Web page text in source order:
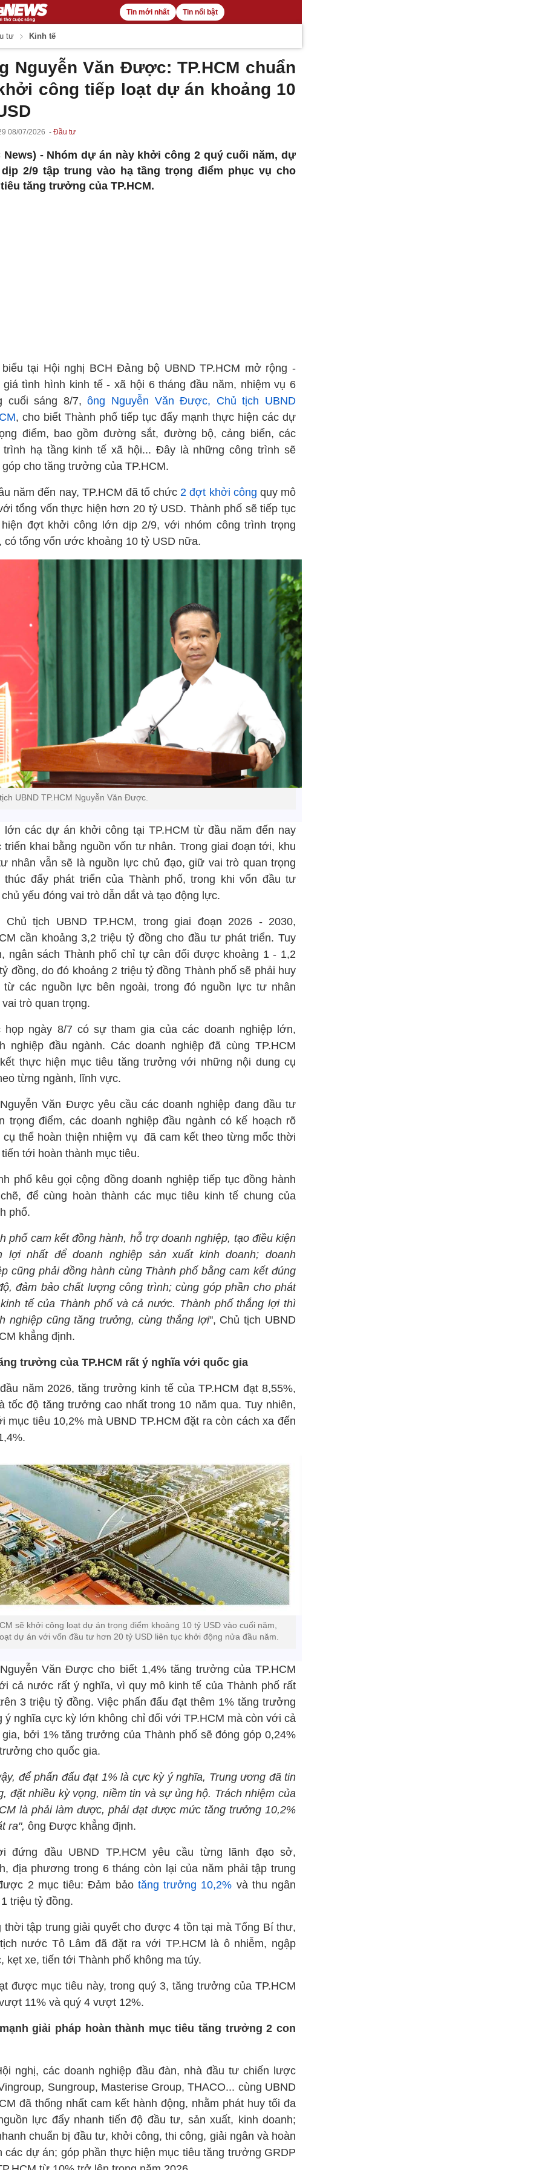
Tin mới nhất Tin nổi bật
tư Kinh tế
Nguyễn Văn Được: TP.HCM chuẩn
công tiếp loạt dự án khoảng 10
08/07/2026 Đầu tư
News) - Nhóm dự án này khởi công 2 quý cuối năm, dự
2/9 tập trung vào hạ tầng trọng điểm phục vụ cho
tăng trưởng của TP.HCM.
tại Hội nghị BCH Đảng bộ UBND TP.HCM mở rộng -
giá tình hình kinh tế - xã hội 6 tháng đầu năm, nhiệm vụ 6
cuối sáng 8/7,ông Nguyễn Văn Được, Chủ tịch UBND
, cho biết Thành phố tiếp tục đẩy mạnh thực hiện các dự
điểm, bao gồm đường sắt, đường bộ, cảng biển, các
trình hạ tầng kinh tế xã hội... Đây là những công trình sẽ
góp cho tăng trưởng của TP.HCM.
năm đến nay, TP.HCM đã tổ chức2 đợt khởi công quy mô
tổng vốn thực hiện hơn 20 tỷ USD. Thành phố sẽ tiếp tục
đợt khởi công lớn dịp 2/9, với nhóm công trình trọng
có tổng vốn ước khoảng 10 tỷ USD nữa.
UBND TP.HCM Nguyễn Văn Được.
lớn các dự án khởi công tại TP.HCM từ đầu năm đến nay
triển khai bằng nguồn vốn tư nhân. Trong giai đoạn tới, khu
nhân vẫn sẽ là nguồn lực chủ đạo, giữ vai trò quan trọng
thúc đẩy phát triển của Thành phố, trong khi vốn đầu tư
yếu đóng vai trò dẫn dắt và tạo động lực.
Chủ tịch UBND TP.HCM, trong giai đoạn 2026 - 2030,
cần khoảng 3,2 triệu tỷ đồng cho đầu tư phát triển. Tuy
ngân sách Thành phố chỉ tự cân đối được khoảng 1 - 1,2
đồng, do đó khoảng 2 triệu tỷ đồng Thành phố sẽ phải huy
từ các nguồn lực bên ngoài, trong đó nguồn lực tư nhân
trò quan trọng.
họp ngày 8/7 có sự tham gia của các doanh nghiệp lớn,
nghiệp đầu ngành. Các doanh nghiệp đã cùng TP.HCM
thực hiện mục tiêu tăng trưởng với những nội dung cụ
từng ngành, lĩnh vực.
Văn Được yêu cầu các doanh nghiệp đang đầu tư
trọng điểm, các doanh nghiệp đầu ngành có kế hoạch rõ
cụ thể hoàn thiện nhiệm vụ đã cam kết theo từng mốc thời
tới hoàn thành mục tiêu.
phố kêu gọi cộng đồng doanh nghiệp tiếp tục đồng hành
để cùng hoàn thành các mục tiêu kinh tế chung của
phố.
phố cam kết đồng hành, hỗ trợ doanh nghiệp, tạo điều kiện
lợi nhất để doanh nghiệp sản xuất kinh doanh; doanh
cũng phải đồng hành cùng Thành phố bằng cam kết đúng
đảm bảo chất lượng công trình; cùng góp phần cho phát
tế của Thành phố và cả nước. Thành phố thắng lợi thì
nghiệp cũng tăng trưởng, cùng thắng lợi", Chủ tịch UBND
khẳng định.
trưởng của TP.HCM rất ý nghĩa với quốc gia
năm 2026, tăng trưởng kinh tế của TP.HCM đạt 8,55%,
tốc độ tăng trưởng cao nhất trong 10 năm qua. Tuy nhiên,
mục tiêu 10,2% mà UBND TP.HCM đặt ra còn cách xa đến
sẽ khởi công loạt dự án trọng điểm khoảng 10 tỷ USD vào cuối năm,
dự án với vốn đầu tư hơn 20 tỷ USD liên tục khởi động nửa đầu năm.
Văn Được cho biết 1,4% tăng trưởng của TP.HCM
cả nước rất ý nghĩa, vì quy mô kinh tế của Thành phố rất
3 triệu tỷ đồng. Việc phấn đấu đạt thêm 1% tăng trưởng
ý nghĩa cực kỳ lớn không chỉ đối với TP.HCM mà còn với cả
gia, bởi 1% tăng trưởng của Thành phố sẽ đóng góp 0,24%
cho quốc gia.
để phấn đấu đạt 1% là cực kỳ ý nghĩa, Trung ương đã tin
đặt nhiều kỳ vọng, niềm tin và sự ủng hộ. Trách nhiệm của
là phải làm được, phải đạt được mức tăng trưởng 10,2%
ra", ông Được khẳng định.
đứng đầu UBND TP.HCM yêu cầu từng lãnh đạo sở,
địa phương trong 6 tháng còn lại của năm phải tập trung
2 mục tiêu: Đảm bảo tăng trưởng 10,2% và thu ngân
triệu tỷ đồng.
thời tập trung giải quyết cho được 4 tồn tại mà Tổng Bí thư,
nước Tô Lâm đã đặt ra với TP.HCM là ô nhiễm, ngập
kẹt xe, tiến tới Thành phố không ma túy.
được mục tiêu này, trong quý 3, tăng trưởng của TP.HCM
11% và quý 4 vượt 12%.
giải pháp hoàn thành mục tiêu tăng trưởng 2 con
nghị, các doanh nghiệp đầu đàn, nhà đầu tư chiến lược
Sungroup, Masterise Group, THACO... cùng UBND
đã thống nhất cam kết hành động, nhằm phát huy tối đa
lực đẩy nhanh tiến độ đầu tư, sản xuất, kinh doanh;
chuẩn bị đầu tư, khởi công, thi công, giải ngân và hoàn
các dự án; góp phần thực hiện mục tiêu tăng trưởng GRDP